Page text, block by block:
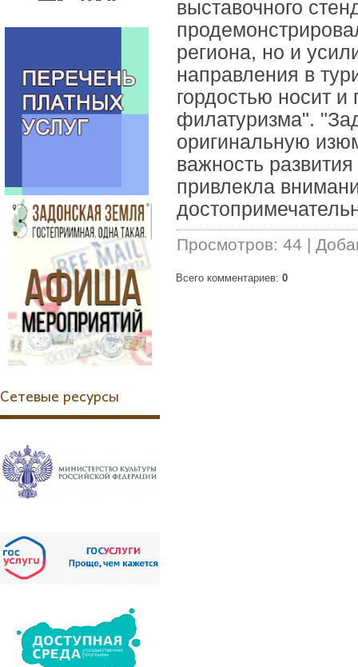
Сетевые ресурсы
выставочного
региона, но и
направления в
гордостью носит
филатуризма".
оригинальную
важность
привлекла
Просмотров: 44 |
Всего комментариев: 0